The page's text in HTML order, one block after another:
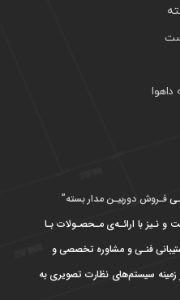
فـروش دوربیـن مدار بسته”
نـیز با ارائـه‌ی مـحصـولات بـا
فنـی و مشاوره تخصصی و
زمینه سیستم‌های نظارت تصویری به